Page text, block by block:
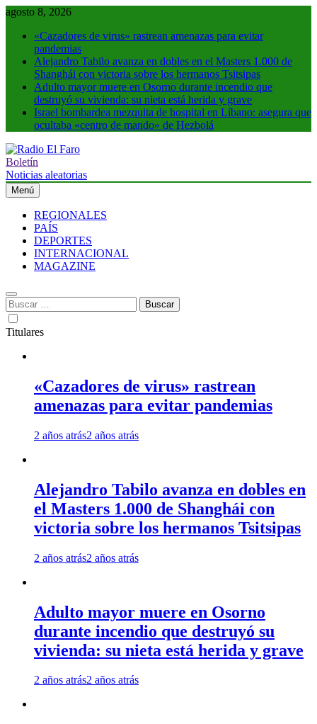
Saltar
contenido
agosto 8, 2026
«Cazadores de virus» rastrean amenazas para evitar
pandemias
Alejandro Tabilo avanza en dobles en el Masters 1.000 de
Shanghái con victoria sobre los hermanos Tsitsipas
Adulto mayor muere en Osorno durante incendio que
destruyó su vivienda: su nieta está herida y grave
Israel bombardea mezquita de hospital en Líbano: asegura que
ocultaba «centro de mando» de Hezbolá
Radio El Faro
Noticias y más
Boletín
Noticias aleatorias
Menú
REGIONALES
PAÍS
DEPORTES
INTERNACIONAL
MAGAZINE
Buscar:
Titulares
«Cazadores de virus» rastrean
amenazas para evitar pandemias
2 años atrás2 años atrás
Alejandro Tabilo avanza en dobles en
el Masters 1.000 de Shanghái con
victoria sobre los hermanos Tsitsipas
2 años atrás2 años atrás
Adulto mayor muere en Osorno
durante incendio que destruyó su
vivienda: su nieta está herida y grave
2 años atrás2 años atrás